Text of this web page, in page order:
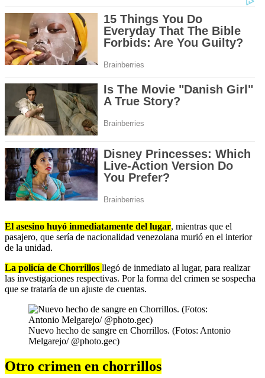
El asesino huyó inmediatamente del lugar, mientras que el
pasajero, que sería de nacionalidad venezolana murió en el interior
de la unidad.
La policía de Chorrillos llegó de inmediato al lugar, para realizar
las investigaciones respectivas. Por la forma del crimen se sospecha
que se trataría de un ajuste de cuentas.
Nuevo hecho de sangre en Chorrillos. (Fotos: Antonio
Melgarejo/ @photo.gec)
Otro crimen en chorrillos